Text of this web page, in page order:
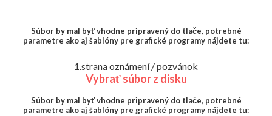
Súbor by mal byť vhodne pripravený do tlače, potrebné
parametre ako aj šablóny pre grafické programy nájdete tu:
1.strana oznámení / pozvánok
Vybrať súbor z disku
Súbor by mal byť vhodne pripravený do tlače, potrebné
parametre ako aj šablóny pre grafické programy nájdete tu: